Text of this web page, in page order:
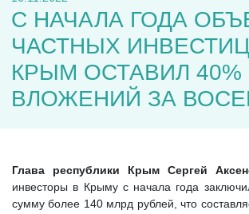
С НАЧАЛА ГОДА
ЧАСТНЫХ
КРЫМ ОСТАВИЛ 40%
ВЛОЖЕНИЙ ЗА
Глава республики Крым Сергей
инвесторы в Крыму с начала года
сумму более 140 млрд рублей, что